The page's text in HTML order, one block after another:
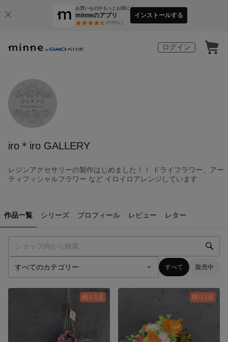
お買いものがもっとお得に
minneのアプリ
3万件以上
インストールする
ログイン
iro＊iro GALLERY
レジンアクセサリーの製作はじめました！！ ドライフラワー、アー
ティフィシャルフラワー など イロイロアレンジしています
作品一覧 シリーズ プロフィール レビュー レター
すべて 販売中
残り1点 残り1点